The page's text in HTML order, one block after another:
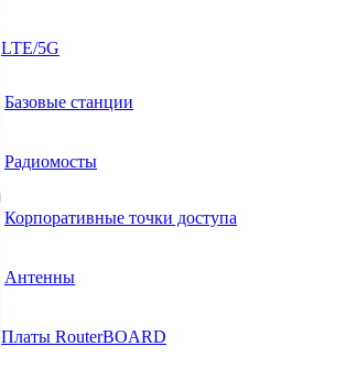
LTE/5G
Базовые станции
Радиомосты
Корпоративные точки доступа
Антенны
Платы RouterBOARD